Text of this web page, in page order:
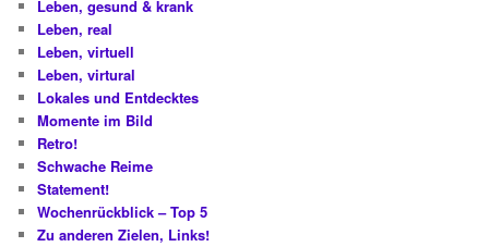
Leben, gesund & krank
Leben, real
Leben, virtuell
Leben, virtural
Lokales und Entdecktes
Momente im Bild
Retro!
Schwache Reime
Statement!
Wochenrückblick – Top 5
Zu anderen Zielen, Links!